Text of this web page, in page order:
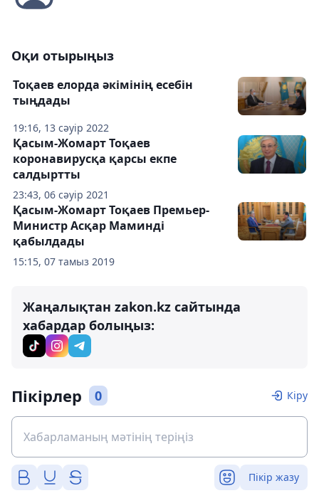
Оқи отырыңыз
19:16, 13 сәуір 2022
Тоқаев елорда әкімінің есебін
тыңдады
23:43, 06 сәуір 2021
Қасым-Жомарт Тоқаев
коронавирусқа қарсы екпе
салдыртты
15:15, 07 тамыз 2019
Қасым-Жомарт Тоқаев Премьер-
Министр Асқар Маминді
қабылдады
Жаңалықтан zakon.kz сайтында
хабардар болыңыз:
Пікірлер 0 Кіру
Пікір жазу